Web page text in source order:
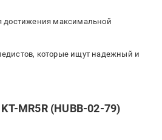
достижения максимальной
которые ищут надежный и
MR5R (HUBB-02-79)